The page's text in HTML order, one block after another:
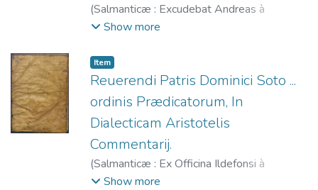
(Salmanticæ : Excudebat Andreas à
Portonariis,1552
1547-1568.
Show more
Item
Reuerendi Patris Dominici Soto ...
ordinis Prædicatorum, In
Dialecticam Aristotelis
Commentarij.
(Salmanticæ : Ex Officina Ildefonsi à
Terranoua & Neyla,
Show more